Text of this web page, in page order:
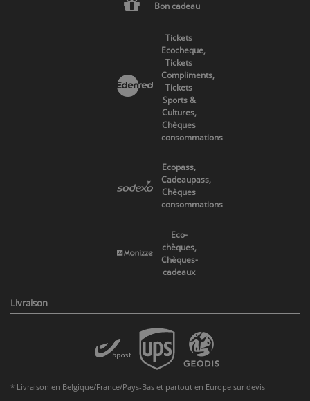
Bon cadeau
Tickets
Ecocheque,
Tickets
Compliments,
Tickets
Sports &
Cultures,
Chèques
consommations
Ecopass,
Cadeaupass,
Chèques
consommations
Eco-
chèques,
Chèques-
cadeaux
Livraison
* Livraison en Belgique/France/Pays-Bas et partout en Europe sur devis